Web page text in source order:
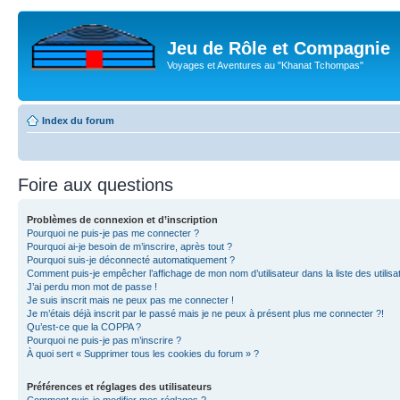
Jeu de Rôle et Compagnie
Voyages et Aventures au "Khanat Tchompas"
Index du forum
Foire aux questions
Problèmes de connexion et d’inscription
Pourquoi ne puis-je pas me connecter ?
Pourquoi ai-je besoin de m’inscrire, après tout ?
Pourquoi suis-je déconnecté automatiquement ?
Comment puis-je empêcher l’affichage de mon nom d’utilisateur dans la liste des
J’ai perdu mon mot de passe !
Je suis inscrit mais ne peux pas me connecter !
Je m’étais déjà inscrit par le passé mais je ne peux à présent plus me connecter ?!
Qu’est-ce que la COPPA ?
Pourquoi ne puis-je pas m’inscrire ?
À quoi sert « Supprimer tous les cookies du forum » ?
Préférences et réglages des utilisateurs